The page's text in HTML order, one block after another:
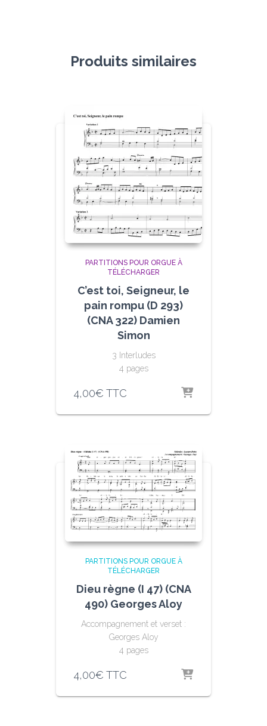
Produits similaires
PARTITIONS POUR ORGUE À
TÉLÉCHARGER
C’est toi, Seigneur, le
pain rompu (D 293)
(CNA 322) Damien
Simon
3 Interludes
4 pages
4,00€ TTC
PARTITIONS POUR ORGUE À
TÉLÉCHARGER
Dieu règne (I 47) (CNA
490) Georges Aloy
Accompagnement et verset :
Georges Aloy
4 pages
4,00€ TTC